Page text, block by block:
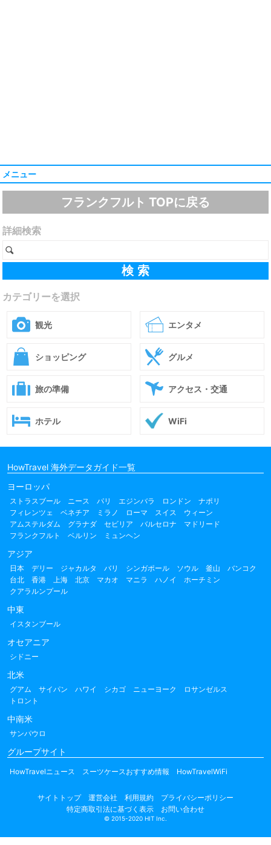
メニュー
フランクフルト TOPに戻る
詳細検索
カテゴリーを選択
観光 エンタメ
ショッピング グルメ
旅の準備 アクセス・交通
ホテル WiFi
HowTravel 海外データガイド一覧
ヨーロッパ
ストラスブール ニース パリ エジンバラ ロンドン
ナポリ
フィレンツェ
ベネチア ミラノ ローマ スイス
ウィーン
アムステルダム
グラナダ セビリア バルセロナ
マドリード
フランクフルト
ベルリン ミュンヘン
アジア
日本 デリー ジャカルタ バリ シンガポール ソウル 釜山
バンコク
台北
香港 上海 北京 マカオ マニラ ハノイ
ホーチミン
クアラルンプール
中東
イスタンブール
オセアニア
シドニー
北米
グアム サイパン ハワイ シカゴ ニューヨーク
ロサンゼルス
トロント
中南米
サンパウロ
グループサイト
HowTravelニュース スーツケースおすすめ情報 HowTravelWiFi
サイトトップ 運営会社 利用規約
プライバシーポリシー
特定商取引法に基づく表示
お問い合わせ
© 2015-2020 HIT Inc.